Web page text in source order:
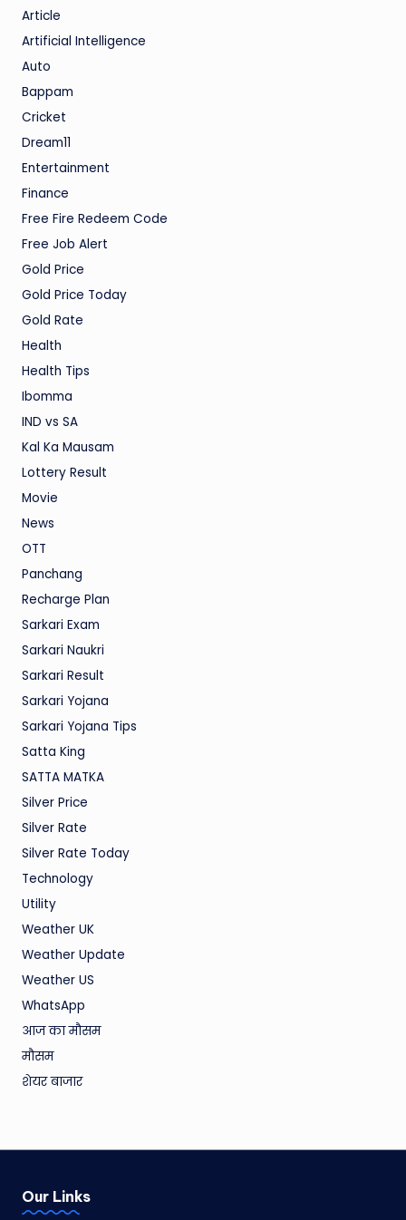
Article
Artificial Intelligence
Auto
Bappam
Cricket
Dream11
Entertainment
Finance
Free Fire Redeem Code
Free Job Alert
Gold Price
Gold Price Today
Gold Rate
Health
Health Tips
Ibomma
IND vs SA
Kal Ka Mausam
Lottery Result
Movie
News
OTT
Panchang
Recharge Plan
Sarkari Exam
Sarkari Naukri
Sarkari Result
Sarkari Yojana
Sarkari Yojana Tips
Satta King
SATTA MATKA
Silver Price
Silver Rate
Silver Rate Today
Technology
Utility
Weather UK
Weather Update
Weather US
WhatsApp
आज का मौसम
मौसम
शेयर बाजार
Our Links